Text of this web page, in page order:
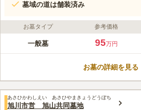
墓域の道は舗装済み
お墓タイプ 参考価格
一般墓 95万円
お墓の詳細を見る
あさひかわしえい あさひやまきょうどうぼち
旭川市営 旭山共同墓地